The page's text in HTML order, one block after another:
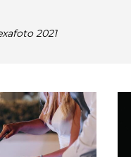
2021